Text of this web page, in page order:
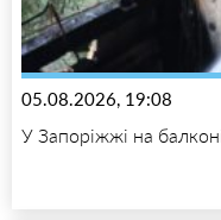
05.08.2026, 19:08
У Запоріжжі на